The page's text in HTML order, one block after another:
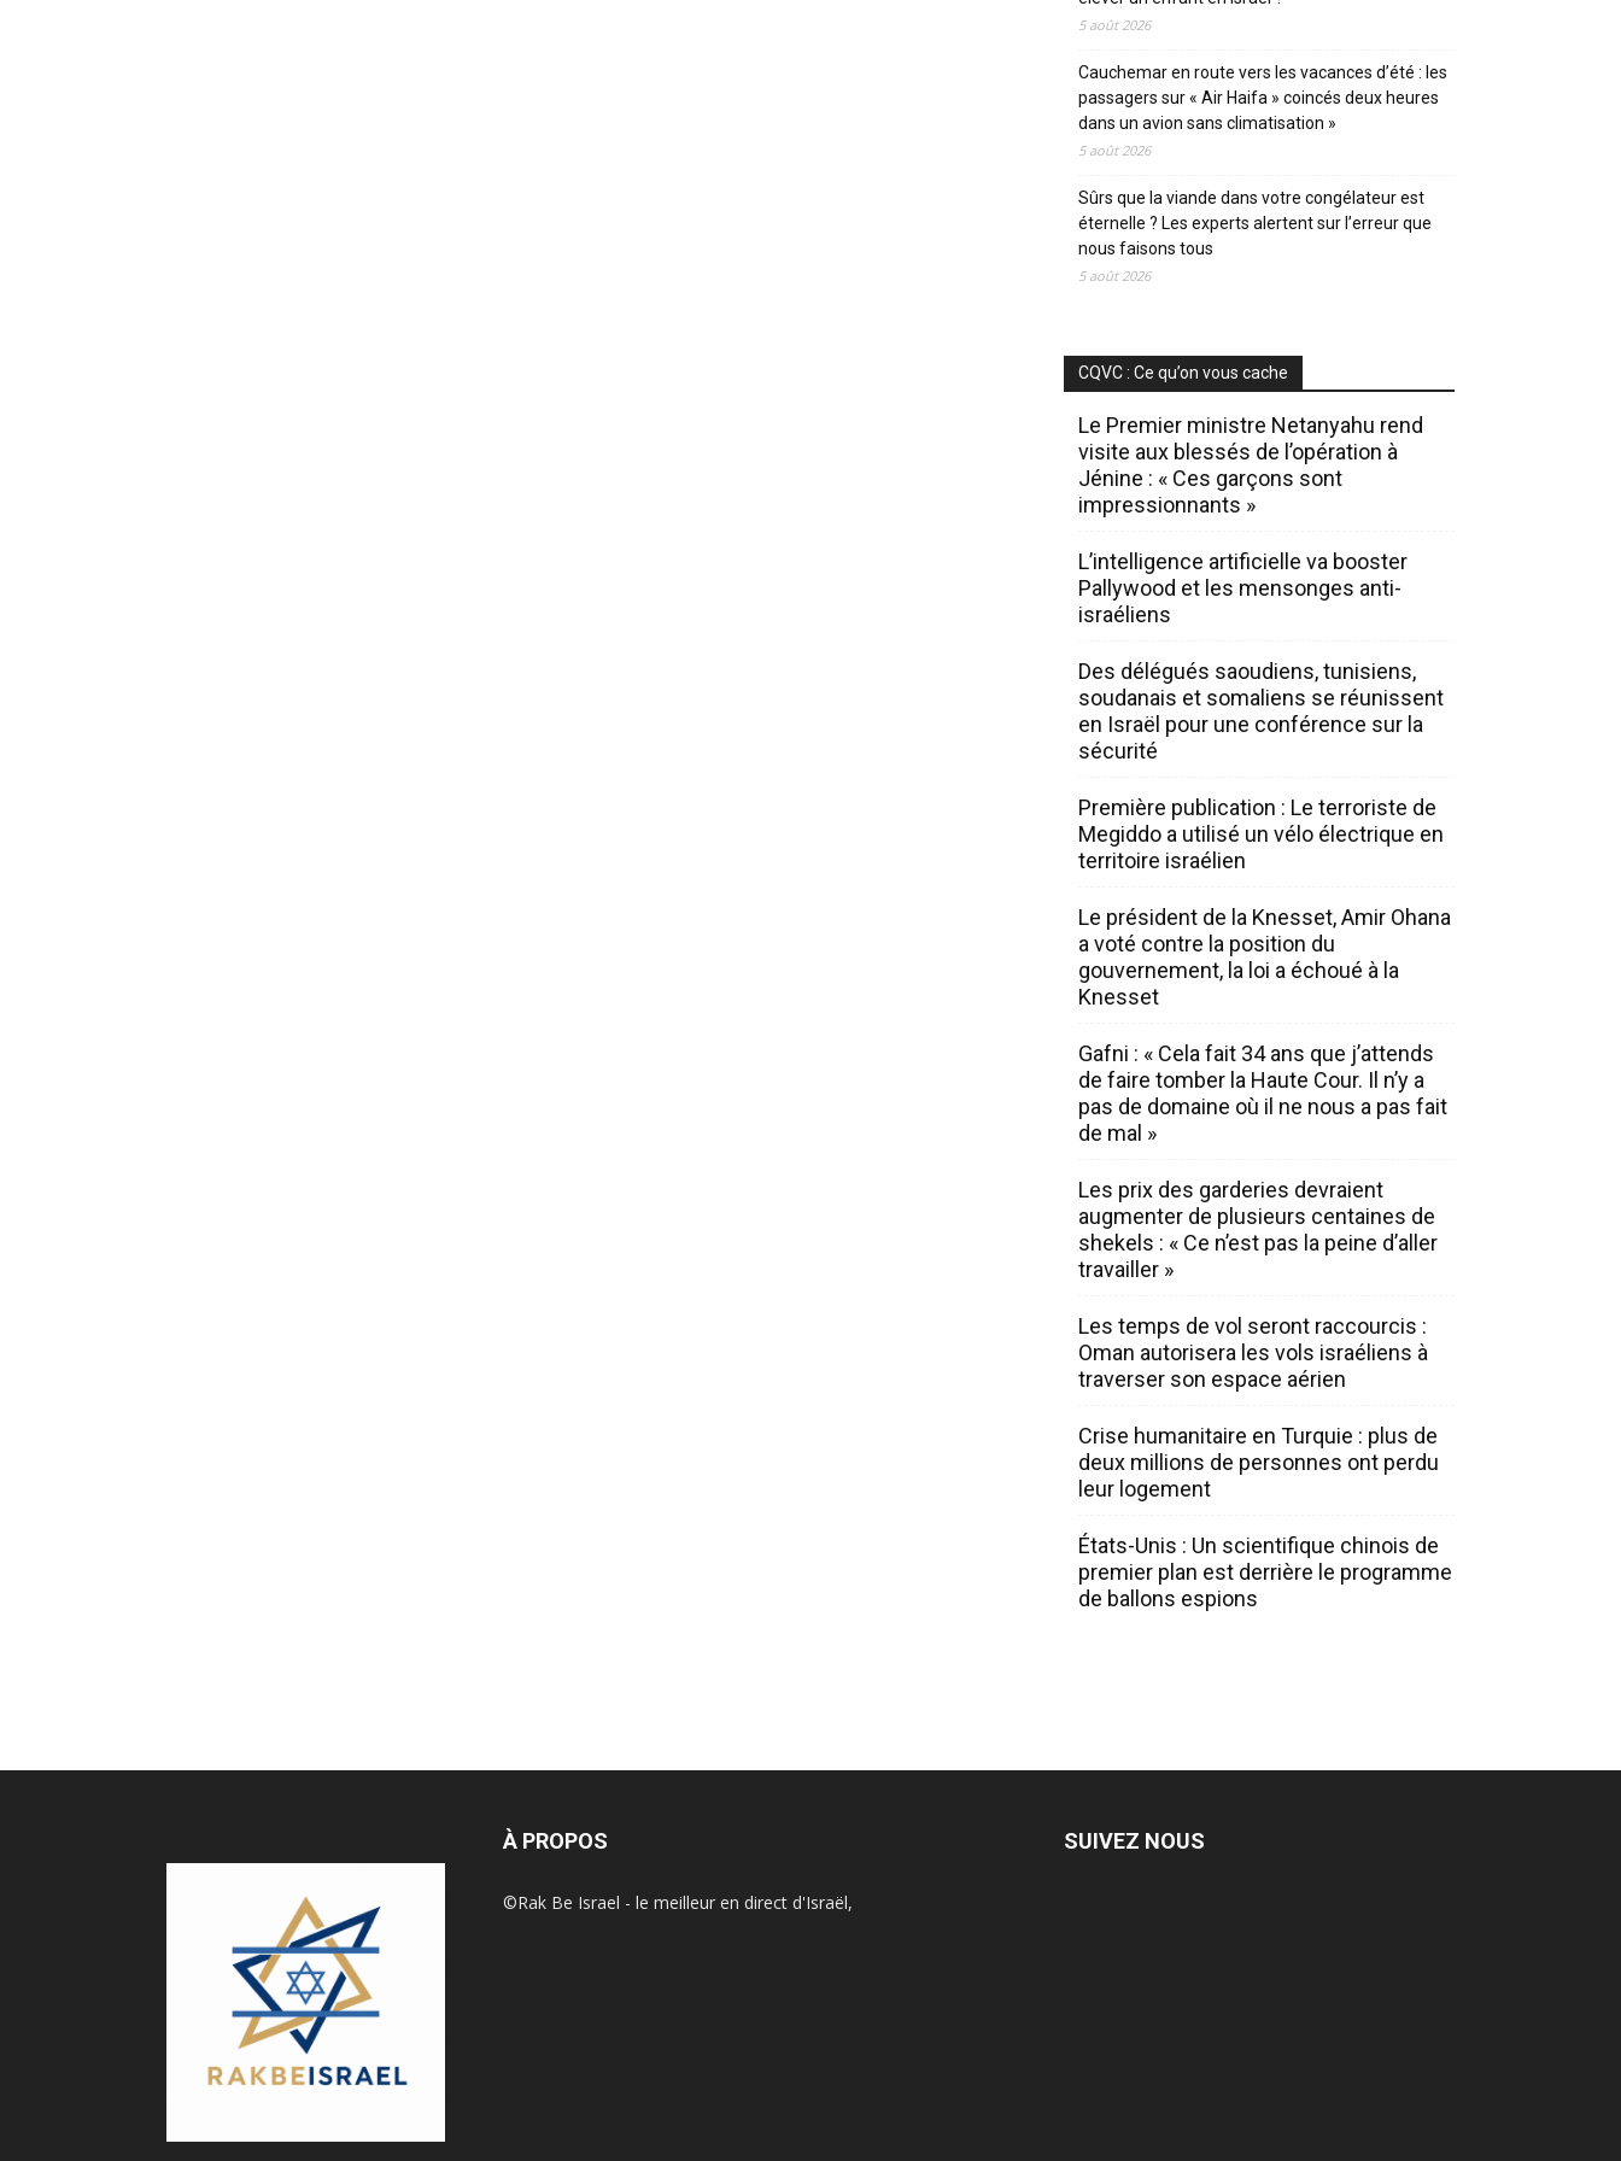
5 août 2026
Cauchemar en route vers les vacances d’été : les
passagers sur « Air Haifa » coincés deux heures
dans un avion sans climatisation »
5 août 2026
Sûrs que la viande dans votre congélateur est
éternelle ? Les experts alertent sur l’erreur que
nous faisons tous
5 août 2026
CQVC : Ce qu’on vous cache
Le Premier ministre Netanyahu rend
visite aux blessés de l’opération à
Jénine : « Ces garçons sont
impressionnants »
L’intelligence artificielle va booster
Pallywood et les mensonges anti-
israéliens
Des délégués saoudiens, tunisiens,
soudanais et somaliens se réunissent
en Israël pour une conférence sur la
sécurité
Première publication : Le terroriste de
Megiddo a utilisé un vélo électrique en
territoire israélien
Le président de la Knesset, Amir Ohana
a voté contre la position du
gouvernement, la loi a échoué à la
Knesset
Gafni : « Cela fait 34 ans que j’attends
de faire tomber la Haute Cour. Il n’y a
pas de domaine où il ne nous a pas fait
de mal »
Les prix des garderies devraient
augmenter de plusieurs centaines de
shekels : « Ce n’est pas la peine d’aller
travailler »
Les temps de vol seront raccourcis :
Oman autorisera les vols israéliens à
traverser son espace aérien
Crise humanitaire en Turquie : plus de
deux millions de personnes ont perdu
leur logement
États-Unis : Un scientifique chinois de
premier plan est derrière le programme
de ballons espions
À PROPOS
©Rak Be Israel - le meilleur en direct d'Israël,
SUIVEZ NOUS